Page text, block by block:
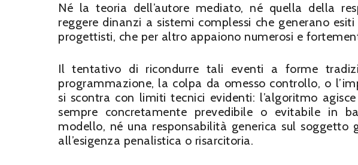
Né la teoria dell’autore mediato, né quella della
reggere dinanzi a sistemi complessi che generano
progettisti, che per altro appaiono numerosi e
Il tentativo di ricondurre tali eventi a forme
programmazione, la colpa da omesso controllo, o
si scontra con limiti tecnici evidenti: l’algoritmo
sempre concretamente prevedibile o evitabile in
modello, né una responsabilità generica sul soggetto
all’esigenza penalistica o risarcitoria.